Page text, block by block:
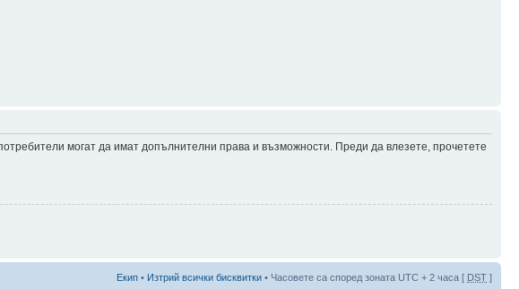
могат да имат допълнителни права и възможности. Преди да влезете, прочетете
Екип • Изтрий всички бисквитки • Часовете са според зоната UTC + 2 часа [ DST ]